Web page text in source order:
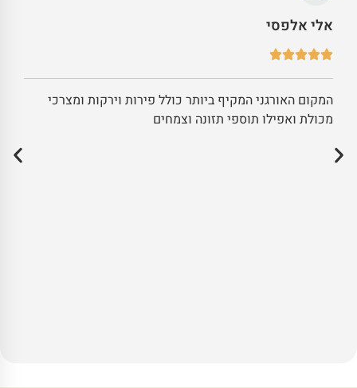
אלי אלפסי
המקום האורגני המקיף ביותר כולל פירות וירקות ומצרכי
מכולת ואפילו תוספי תזונה וצמחים